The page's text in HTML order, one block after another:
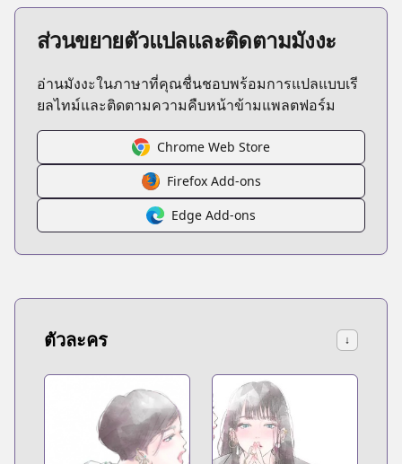
ส่วนขยายตัวแปลและติดตามมังงะ
อ่านมังงะในภาษาที่คุณชื่นชอบพร้อมการแปลแบบเรี
ยลไทม์และติดตามความคืบหน้าข้ามแพลตฟอร์ม
Chrome Web Store
Firefox Add-ons
Edge Add-ons
ตัวละคร ↓